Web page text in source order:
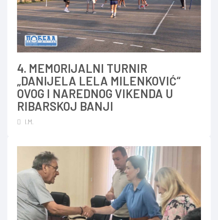
4. MEMORIJALNI TURNIR
„DANIJELA LELA MILENKOVIĆ“
OVOG I NAREDNOG VIKENDA U
RIBARSKOJ BANJI
I.M.